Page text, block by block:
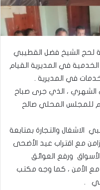
لحج الشيخ فضل القطيبي
في المديرية القيام
في المديرية .
الشهري ، الذي جرى صباح
للمجلس المحلي صالح
الاشغال والتجارة بمتابعة
مع اقتراب عيد الأضحى
ورفع العوائق
مع الأمن ، كما وجه مكتب
.